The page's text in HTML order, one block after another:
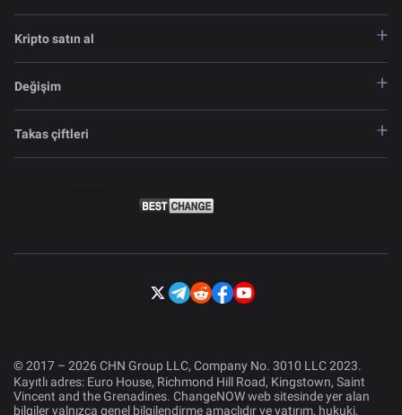
Kripto satın al
Değişim
Takas çiftleri
© 2017 – 2026 CHN Group LLC, Company No. 3010 LLC 2023.
Kayıtlı adres: Euro House, Richmond Hill Road, Kingstown, Saint
Vincent and the Grenadines. ChangeNOW web sitesinde yer alan
bilgiler yalnızca genel bilgilendirme amaçlıdır ve yatırım, hukuki,